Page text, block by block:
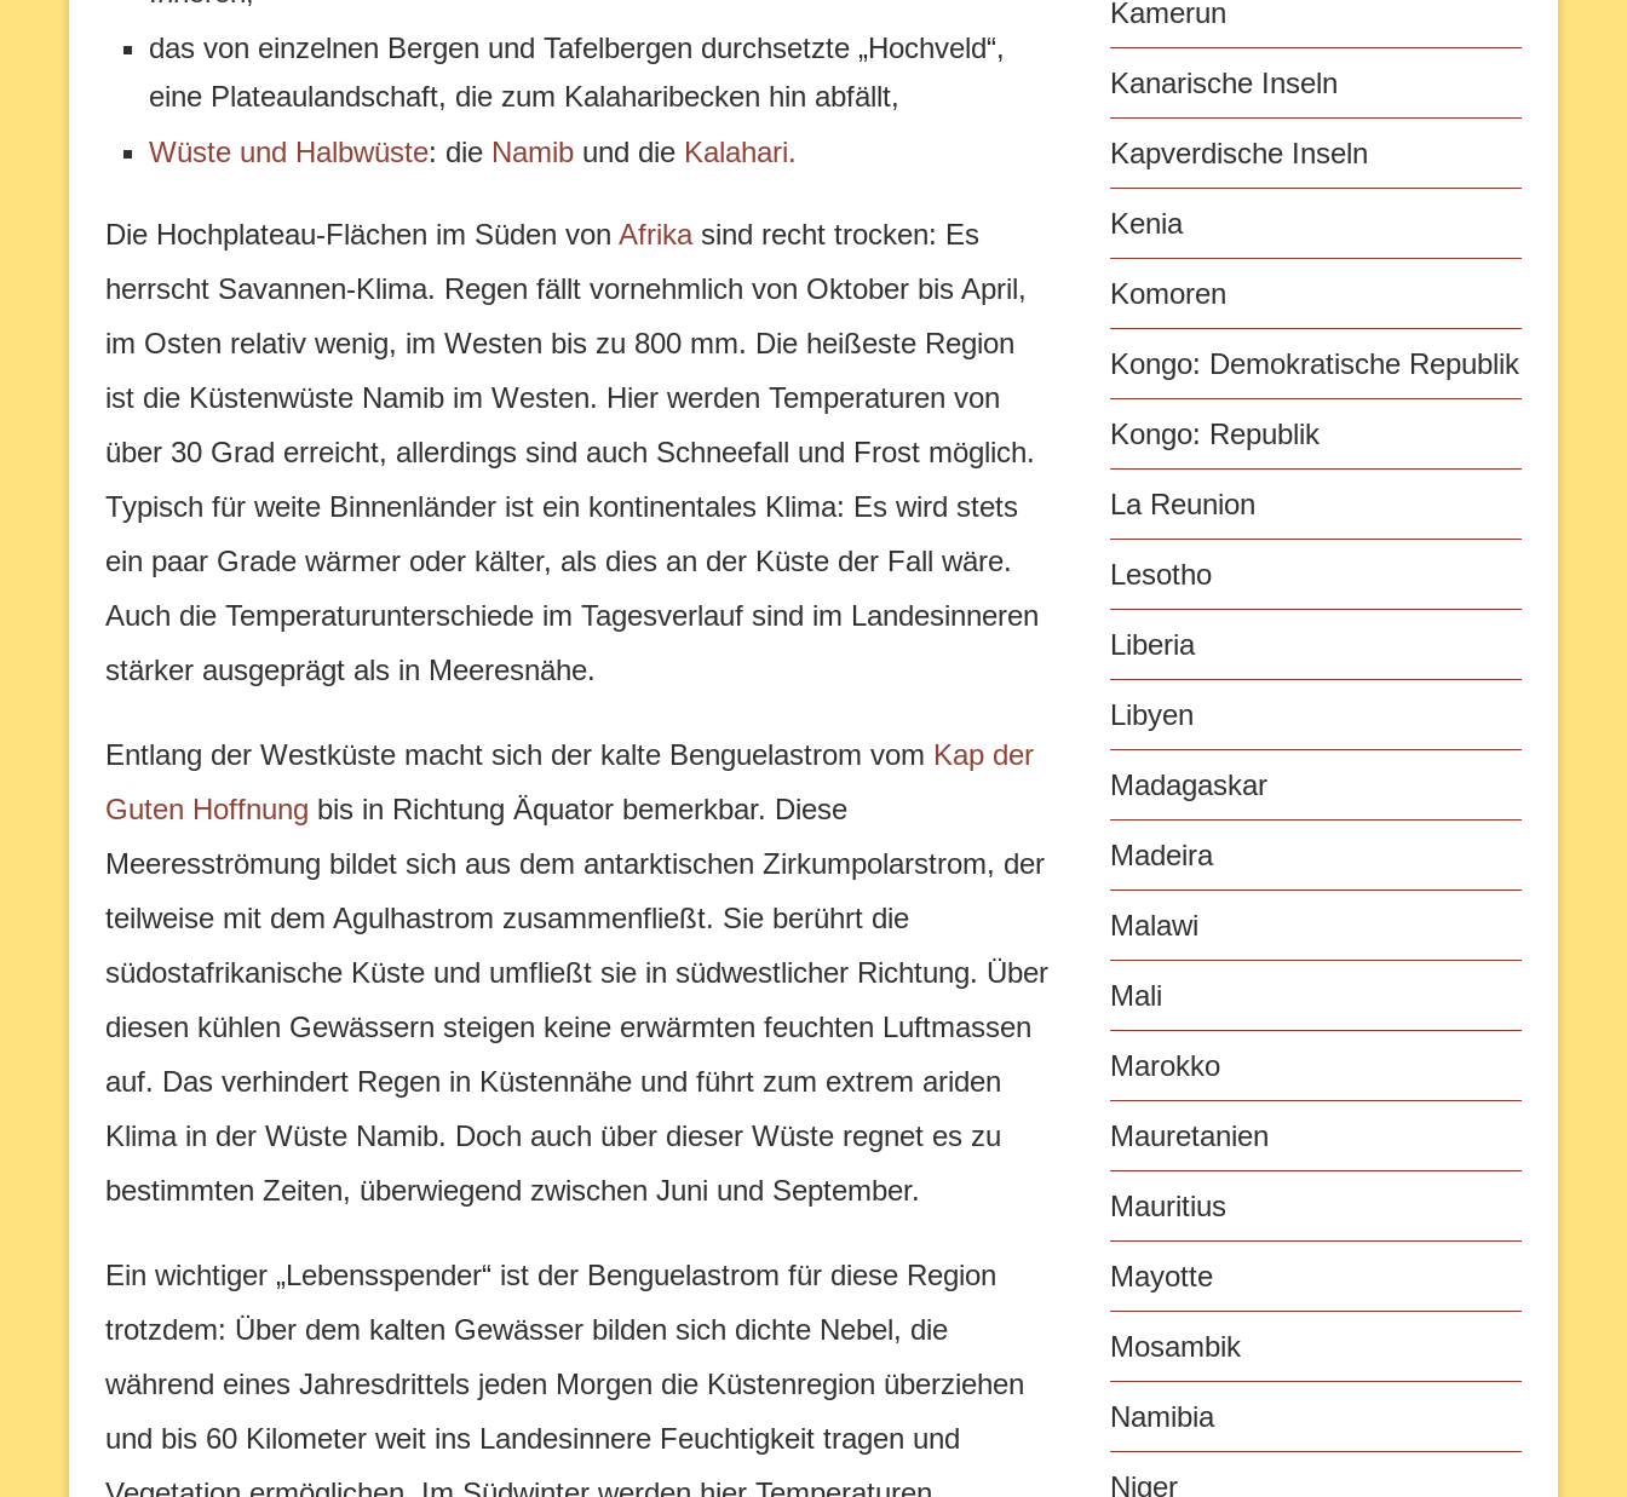
das von einzelnen Bergen und Tafelbergen durchsetzte „Hochveld“,
eine Plateaulandschaft, die zum Kalaharibecken hin abfällt,
Wüste und Halbwüste: die Namib und die Kalahari.
Die Hochplateau-Flächen im Süden von Afrikasind recht trocken: Es
herrscht Savannen-Klima. Regen fällt vornehmlich von Oktober bis April,
im Osten relativ wenig, im Westen bis zu 800 mm. Die heißeste Region
ist die Küstenwüste Namib im Westen. Hier werden Temperaturen von
über 30 Grad erreicht, allerdings sind auch Schneefall und Frost möglich.
Typisch für weite Binnenländer ist ein kontinentales Klima: Es wird stets
ein paar Grade wärmer oder kälter, als dies an der Küste der Fall wäre.
Auch die Temperaturunterschiede im Tagesverlauf sind im Landesinneren
stärker ausgeprägt als in Meeresnähe.
Entlang der Westküste macht sich der kalte Benguelastrom vom Kap der
Guten Hoffnung bis in Richtung Äquator bemerkbar. Diese
Meeresströmung bildet sich aus dem antarktischen Zirkumpolarstrom, der
teilweise mit dem Agulhastrom zusammenfließt. Sie berührt die
südostafrikanische Küste und umfließt sie in südwestlicher Richtung. Über
diesen kühlen Gewässern steigen keine erwärmten feuchten Luftmassen
auf. Das verhindert Regen in Küstennähe und führt zum extrem ariden
Klima in der Wüste Namib. Doch auch über dieser Wüste regnet es zu
bestimmten Zeiten, überwiegend zwischen Juni und September.
Ein wichtiger „Lebensspender“ ist der Benguelastrom für diese Region
trotzdem: Über dem kalten Gewässer bilden sich dichte Nebel, die
während eines Jahresdrittels jeden Morgen die Küstenregion überziehen
und bis 60 Kilometer weit ins Landesinnere Feuchtigkeit tragen und
Kamerun
Kanarische Inseln
Kapverdische Inseln
Kenia
Komoren
Kongo: Demokratische Republik
Kongo: Republik
La Reunion
Lesotho
Liberia
Libyen
Madagaskar
Madeira
Malawi
Mali
Marokko
Mauretanien
Mauritius
Mayotte
Mosambik
Namibia
Niger